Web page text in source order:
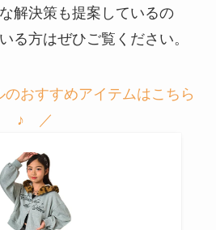
解決策も提案しているの
る方はぜひご覧ください。
おすすめアイテムはこちら
♪ ／